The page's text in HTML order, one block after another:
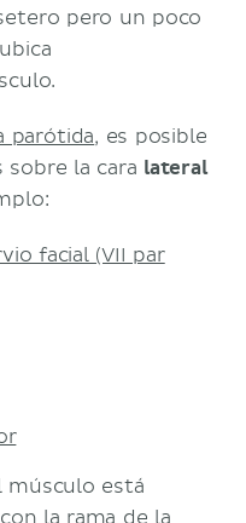
pero un poco
parótida, es posible
la cara lateral
facial (VII par
está
la rama de la